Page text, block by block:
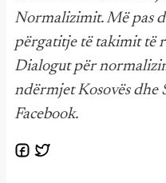
Normalizimit. Më pas
përgatitje të takimit të
Dialogut për
ndërmjet Kosovës dhe
Facebook.